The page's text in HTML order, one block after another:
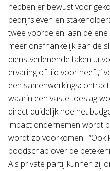
hebben er bewust voor
bedrijfsleven en
twee voordelen: aan de
meer onafhankelijk aan de
dienstverlenende taken
ervaring of tijd voor heeft,”
een
waarin een vaste toeslag
direct duidelijk hoe het
impact ondernemen wordt
wordt zo voorkomen. “Ook
boodschap over de
Als private partij kunnen zij